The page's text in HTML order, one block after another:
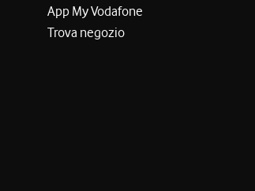
App My Vodafone
Trova negozio